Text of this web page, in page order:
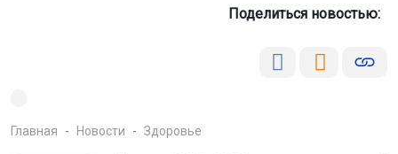
Поделиться новостью:
Главная Новости Здоровье